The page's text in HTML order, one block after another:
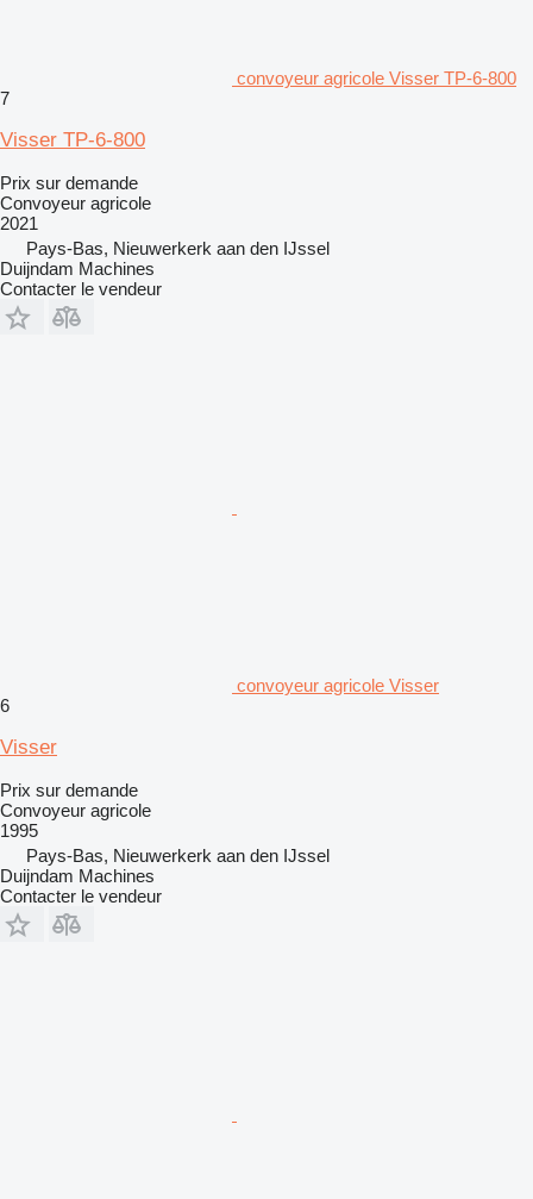
convoyeur agricole Visser TP-6-800
7
Visser TP-6-800
Prix sur demande
Convoyeur agricole
2021
Pays-Bas, Nieuwerkerk aan den IJssel
Duijndam Machines
Contacter le vendeur
convoyeur agricole Visser
6
Visser
Prix sur demande
Convoyeur agricole
1995
Pays-Bas, Nieuwerkerk aan den IJssel
Duijndam Machines
Contacter le vendeur